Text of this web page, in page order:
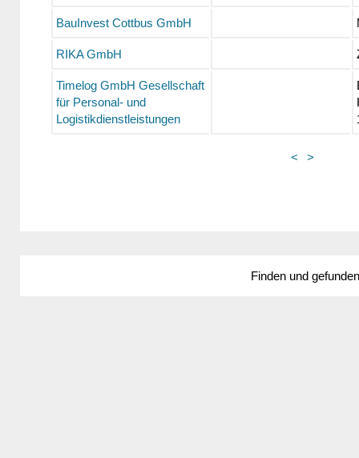
BauInvest Cottbus GmbH
RIKA GmbH
Timelog GmbH Gesellschaft
für Personal- und
Logistikdienstleistungen
< >
Finden und